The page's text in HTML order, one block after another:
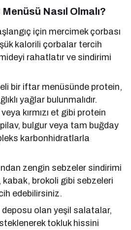
Nasıl Olmalı?
için mercimek çorbası
kalorili çorbalar tercih
rahatlatır ve sindirimi
bir iftar menüsünde protein,
yağlar bulunmalıdır.
kırmızı et gibi protein
bulgur veya tam buğday
karbonhidratlarla
zengin sebzeler sindirimi
brokoli gibi sebzeleri
edebilirsiniz.
olan yeşil salatalar,
tokluk hissini